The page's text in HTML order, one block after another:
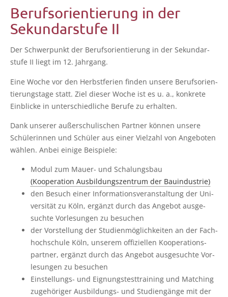
Berufsorientierung in der
Sekundarstufe II
Der Schwer­punkt der Berufs­ori­en­tie­rung in der Sekun­dar­
stu­fe II liegt im 12. Jahrgang.
Eine Woche vor den Herbst­fe­ri­en fin­den unse­re Berufs­ori­en­
tie­rungs­ta­ge statt. Ziel die­ser Woche ist es u. a., kon­kre­te
Ein­bli­cke in unter­schied­li­che Beru­fe zu erhalten.
Dank unse­rer außer­schu­li­schen Part­ner kön­nen unse­re
Schü­le­rin­nen und Schü­ler aus einer Viel­zahl von Ange­bo­ten
wäh­len. Anbei eini­ge Beispiele:
Modul zum Mau­er- und Schalungsbau
(Koope­ra­ti­on Aus­bil­dungs­zen­trum der Bauindustrie)
den Besuch einer Infor­ma­ti­ons­ver­an­stal­tung der Uni­
ver­si­tät zu Köln, ergänzt durch das Ange­bot aus­ge­
such­te Vor­le­sun­gen zu besuchen
der Vor­stel­lung der Stu­di­en­mög­lich­kei­ten an der Fach­
hoch­schu­le Köln, unse­rem offi­zi­el­len Koope­ra­ti­ons­
part­ner, ergänzt durch das Ange­bot aus­ge­such­te Vor­
le­sun­gen zu besuchen
Ein­stel­lungs- und Eig­nungs­test­trai­ning und Matching
zuge­hö­ri­ger Aus­bil­dungs- und Stu­di­en­gän­ge mit der